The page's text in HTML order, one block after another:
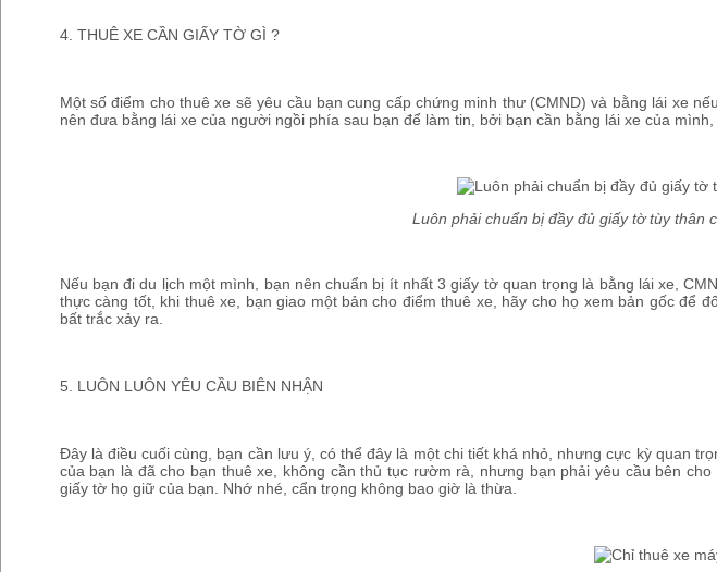
4. THUÊ XE CẦN GIẤY TỜ GÌ ?
Một số điểm cho thuê xe sẽ yêu cầu bạn cung cấp chứng minh thư (CMND) và bằng lái xe
nên đưa bằng lái xe của người ngồi phía sau bạn để làm tin, bởi bạn cần bằng lái xe của
Luôn phải chuẩn bị đầy đủ giấy tờ tùy thân
Nếu bạn đi du lịch một mình, bạn nên chuẩn bị ít nhất 3 giấy tờ quan trọng là bằng lái xe,
thực càng tốt, khi thuê xe, bạn giao một bản cho điểm thuê xe, hãy cho họ xem bản gốc để
bất trắc xảy ra.
5. LUÔN LUÔN YÊU CẦU BIÊN NHẬN
Đây là điều cuối cùng, bạn cần lưu ý, có thể đây là một chi tiết khá nhỏ, nhưng cực kỳ quan
của bạn là đã cho bạn thuê xe, không cần thủ tục rườm rà, nhưng bạn phải yêu cầu bên
giấy tờ họ giữ của bạn. Nhớ nhé, cẩn trọng không bao giờ là thừa.